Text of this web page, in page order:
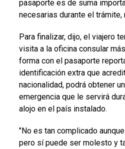
pasaporte es de suma
necesarias durante el
Para finalizar, dijo, el viajero
visita a la oficina consular
forma con el pasaporte
identificación extra que
nacionalidad, podrá obtener
emergencia que le servirá
alojo en el país instalado.
"No es tan complicado
pero sí puede ser molesto y